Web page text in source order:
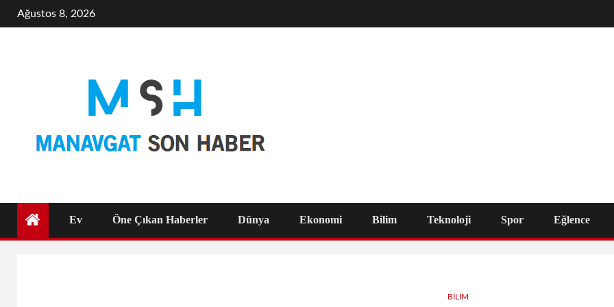
Ağustos 8, 2026
Ev Öne Çıkan Haberler Dünya Ekonomi Bilim Teknoloji Spor Eğlence
BILIM